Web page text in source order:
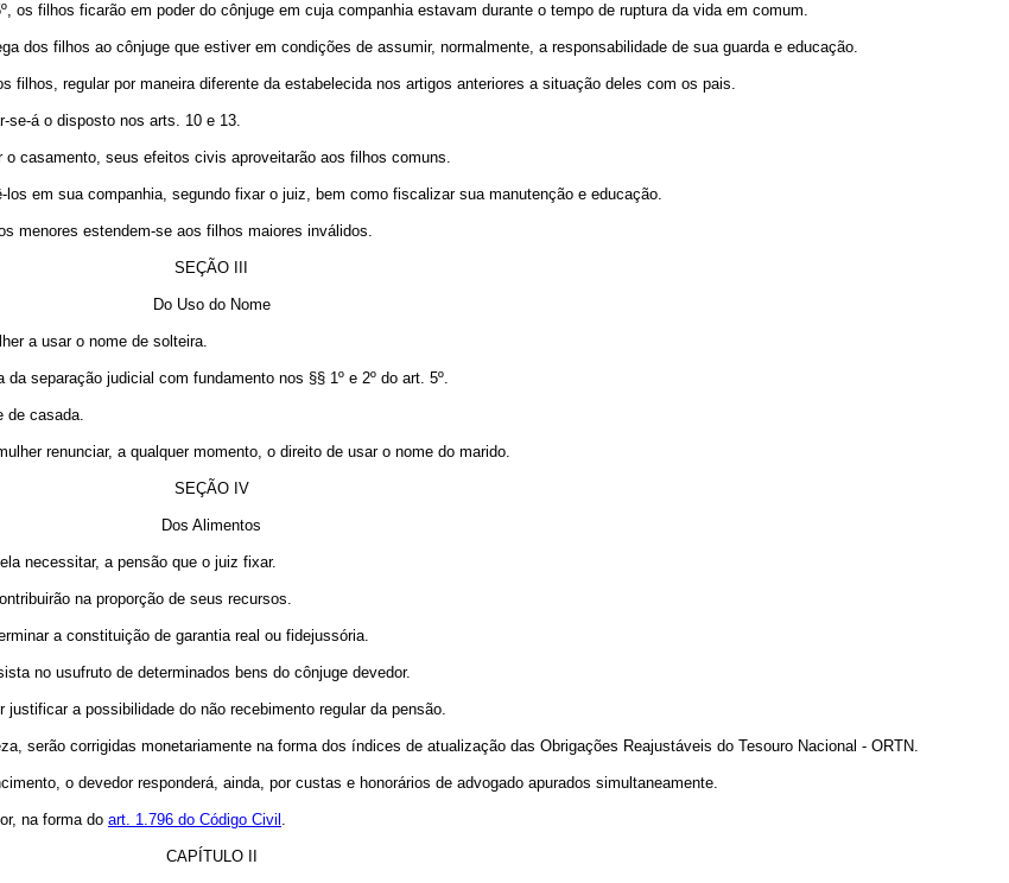
os filhos ficarão em poder do cônjuge em cuja companhia estavam durante o tempo de ruptura da vida em comum.
dos filhos ao cônjuge que estiver em condições de assumir, normalmente, a responsabilidade de sua guarda e educação.
regular por maneira diferente da estabelecida nos artigos anteriores a situação deles com os pais.
se-á o disposto nos arts. 10 e 13.
casamento, seus efeitos civis aproveitarão aos filhos comuns.
em sua companhia, segundo fixar o juiz, bem como fiscalizar sua manutenção e educação.
menores estendem-se aos filhos maiores inválidos.
SEÇÃO III
Do Uso do Nome
a usar o nome de solteira.
separação judicial com fundamento nos §§ 1º e 2º do art. 5º.
de casada.
renunciar, a qualquer momento, o direito de usar o nome do marido.
SEÇÃO IV
Dos Alimentos
necessitar, a pensão que o juiz fixar.
na proporção de seus recursos.
a constituição de garantia real ou fidejussória.
no usufruto de determinados bens do cônjuge devedor.
a possibilidade do não recebimento regular da pensão.
serão corrigidas monetariamente na forma dos índices de atualização das Obrigações Reajustáveis do Tesouro Nacional - ORTN.
o devedor responderá, ainda, por custas e honorários de advogado apurados simultaneamente.
na forma do art. 1.796 do Código Civil .
CAPÍTULO II